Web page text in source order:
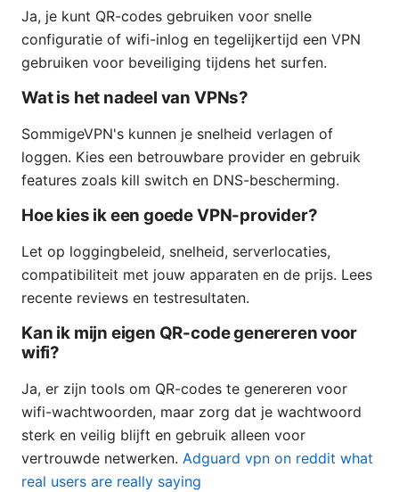
Ja, je kunt QR-codes gebruiken voor snelle
configuratie of wifi-inlog en tegelijkertijd een VPN
gebruiken voor beveiliging tijdens het surfen.
Wat is het nadeel van VPNs?
SommigeVPN's kunnen je snelheid verlagen of
loggen. Kies een betrouwbare provider en gebruik
features zoals kill switch en DNS-bescherming.
Hoe kies ik een goede VPN-provider?
Let op loggingbeleid, snelheid, serverlocaties,
compatibiliteit met jouw apparaten en de prijs. Lees
recente reviews en testresultaten.
Kan ik mijn eigen QR-code genereren voor
wifi?
Ja, er zijn tools om QR-codes te genereren voor
wifi-wachtwoorden, maar zorg dat je wachtwoord
sterk en veilig blijft en gebruik alleen voor
vertrouwde netwerken. Adguard vpn on reddit what
real users are really saying